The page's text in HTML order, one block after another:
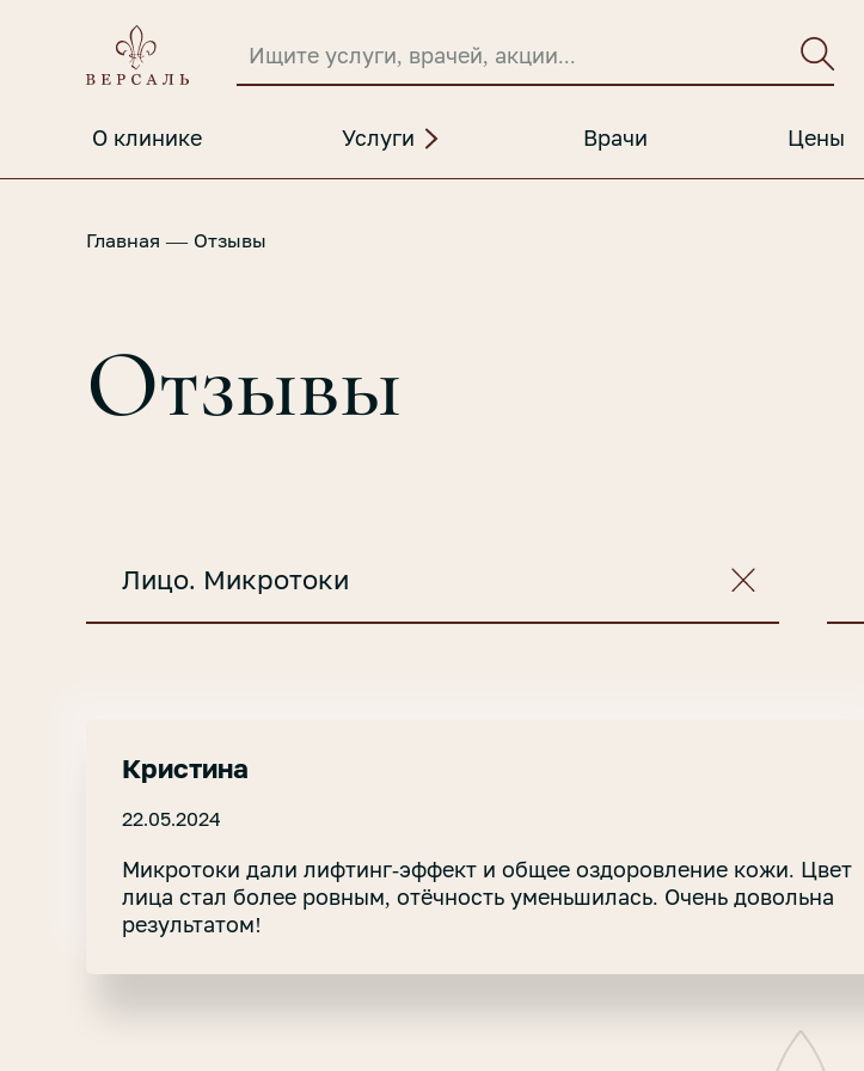
О клинике Услуги Врачи Цены
Главная — Отзывы
Отзывы
Лицо. Микротоки
Кристина
22.05.2024
Микротоки дали лифтинг-эффект и общее оздоровление кожи. Цвет
лица стал более ровным, отёчность уменьшилась. Очень довольна
результатом!